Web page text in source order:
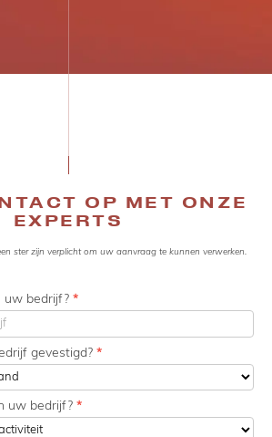
OP MET ONZE
EXPERTS
ster zijn verplicht om uw aanvraag te kunnen verwerken.
uw bedrijf? *
gevestigd? *
uw bedrijf? *